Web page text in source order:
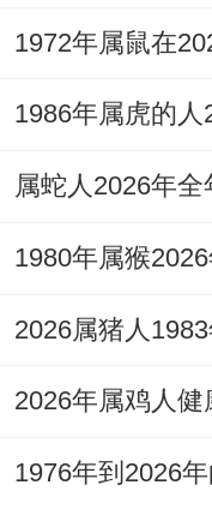
缩,于是错失良机.
说实话，
在2025年属猴
的爱情运势时适
计能舒缓运势带
譬如属猴的人有
果让自己在爱情
属蛇人2026年全